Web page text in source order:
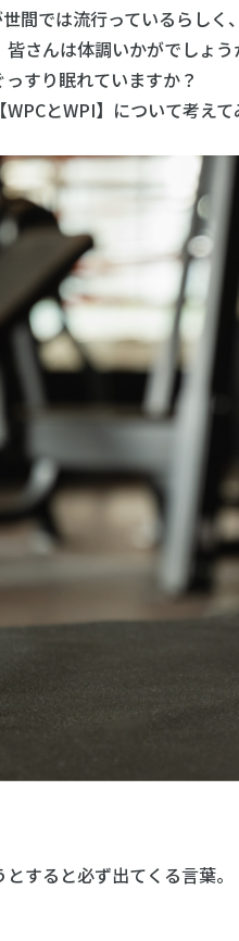
間では流行っているらし
さんは体調いかがでしょう
すり眠れていますか？
とWPI】について考え
すると必ず出てくる言葉。